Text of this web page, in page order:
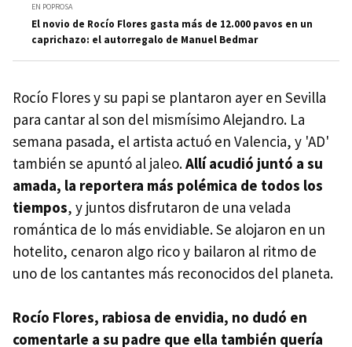
EN POPROSA
El novio de Rocío Flores gasta más de 12.000 pavos en un
caprichazo: el autorregalo de Manuel Bedmar
Rocío Flores y su papi se plantaron ayer en Sevilla
para cantar al son del mismísimo Alejandro. La
semana pasada, el artista actuó en Valencia, y 'AD'
también se apuntó al jaleo.Allí acudió juntó a su
amada, la reportera más polémica de todos los
tiempos, y juntos disfrutaron de una velada
romántica de lo más envidiable. Se alojaron en un
hotelito, cenaron algo rico y bailaron al ritmo de
uno de los cantantes más reconocidos del planeta.
Rocío Flores, rabiosa de envidia, no dudó en
comentarle a su padre que ella también quería